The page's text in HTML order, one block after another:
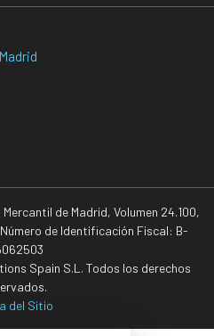
de Madrid, Volumen 24.100,
de Identificación Fiscal: B-
Spain S.L. Todos los derechos
del Sitio